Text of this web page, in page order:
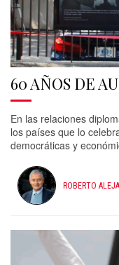
60 AÑOS DE
En las relaciones
los países que lo
democráticas y
ROBERTO